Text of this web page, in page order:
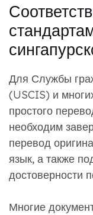
Для Службы
(USCIS) и
простого
необходим
перевод
язык, а также
достоверности
Многие